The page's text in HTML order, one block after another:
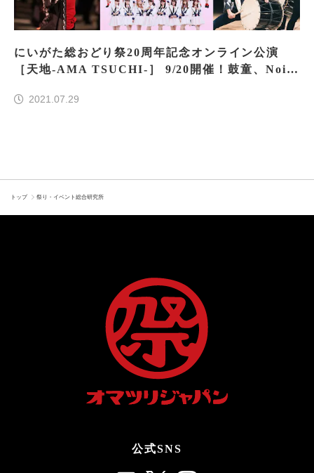
にいがた総おどり祭20周年記念オンライン公演
［天地-AMA TSUCHI-］ 9/20開催！鼓童、Nois
2021.07.29
トップ 祭り・イベント総合研究所
公式SNS